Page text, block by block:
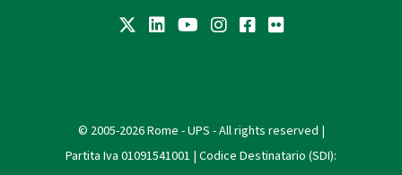
© 2005-2026 Rome - UPS - All rights reserved |
Partita Iva 01091541001 | Codice Destinatario (SDI):